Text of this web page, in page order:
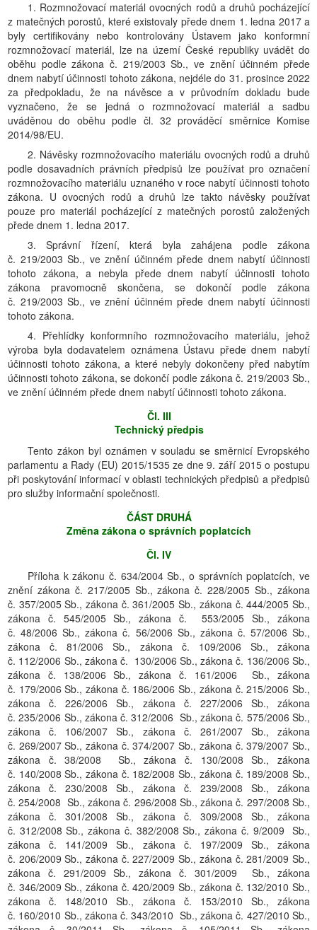
1. Rozmnožovací materiál ovocných rodů a druhů pocházející
z matečných porostů, které existovaly přede dnem 1. ledna 2017 a
byly certifikovány nebo kontrolovány Ústavem jako konformní
rozmnožovací materiál, lze na území České republiky uvádět do
oběhu podle zákona č. 219/2003 Sb., ve znění účinném přede
dnem nabytí účinnosti tohoto zákona, nejdéle do 31. prosince 2022
za předpokladu, že na návěsce a v průvodním dokladu bude
vyznačeno, že se jedná o rozmnožovací materiál a sadbu
uváděnou do oběhu podle čl. 32 prováděcí směrnice Komise
2014/98/EU.
2. Návěsky rozmnožovacího materiálu ovocných rodů a druhů
podle dosavadních právních předpisů lze používat pro označení
rozmnožovacího materiálu uznaného v roce nabytí účinnosti tohoto
zákona. U ovocných rodů a druhů lze takto návěsky používat
pouze pro materiál pocházející z matečných porostů založených
přede dnem 1. ledna 2017.
3. Správní řízení, která byla zahájena podle zákona
č. 219/2003 Sb., ve znění účinném přede dnem nabytí účinnosti
tohoto zákona, a nebyla přede dnem nabytí účinnosti tohoto
zákona pravomocně skončena, se dokončí podle zákona
č. 219/2003 Sb., ve znění účinném přede dnem nabytí účinnosti
tohoto zákona.
4. Přehlídky konformního rozmnožovacího materiálu, jehož
výroba byla dodavatelem oznámena Ústavu přede dnem nabytí
účinnosti tohoto zákona, a které nebyly dokončeny před nabytím
účinnosti tohoto zákona, se dokončí podle zákona č. 219/2003 Sb.,
ve znění účinném přede dnem nabytí účinnosti tohoto zákona.
Čl. III
Technický předpis
Tento zákon byl oznámen v souladu se směrnicí Evropského
parlamentu a Rady (EU) 2015/1535 ze dne 9. září 2015 o postupu
při poskytování informací v oblasti technických předpisů a předpisů
pro služby informační společnosti.
ČÁST DRUHÁ
Změna zákona o správních poplatcích
Čl. IV
Příloha k zákonu č. 634/2004 Sb., o správních poplatcích, ve
znění zákona č. 217/2005 Sb., zákona č. 228/2005 Sb., zákona
č. 357/2005 Sb., zákona č. 361/2005 Sb., zákona č. 444/2005 Sb.,
zákona č. 545/2005 Sb., zákona č. 553/2005 Sb., zákona
č. 48/2006 Sb., zákona č. 56/2006 Sb., zákona č. 57/2006 Sb.,
zákona č. 81/2006 Sb., zákona č. 109/2006 Sb., zákona
č. 112/2006 Sb., zákona č. 130/2006 Sb., zákona č. 136/2006 Sb.,
zákona č. 138/2006 Sb., zákona č. 161/2006 Sb., zákona
č. 179/2006 Sb., zákona č. 186/2006 Sb., zákona č. 215/2006 Sb.,
zákona č. 226/2006 Sb., zákona č. 227/2006 Sb., zákona
č. 235/2006 Sb., zákona č. 312/2006 Sb., zákona č. 575/2006 Sb.,
zákona č. 106/2007 Sb., zákona č. 261/2007 Sb., zákona
č. 269/2007 Sb., zákona č. 374/2007 Sb., zákona č. 379/2007 Sb.,
zákona č. 38/2008 Sb., zákona č. 130/2008 Sb., zákona
č. 140/2008 Sb., zákona č. 182/2008 Sb., zákona č. 189/2008 Sb.,
zákona č. 230/2008 Sb., zákona č. 239/2008 Sb., zákona
č. 254/2008 Sb., zákona č. 296/2008 Sb., zákona č. 297/2008 Sb.,
zákona č. 301/2008 Sb., zákona č. 309/2008 Sb., zákona
č. 312/2008 Sb., zákona č. 382/2008 Sb., zákona č. 9/2009 Sb.,
zákona č. 141/2009 Sb., zákona č. 197/2009 Sb., zákona
č. 206/2009 Sb., zákona č. 227/2009 Sb., zákona č. 281/2009 Sb.,
zákona č. 291/2009 Sb., zákona č. 301/2009 Sb., zákona
č. 346/2009 Sb., zákona č. 420/2009 Sb., zákona č. 132/2010 Sb.,
zákona č. 148/2010 Sb., zákona č. 153/2010 Sb., zákona
č. 160/2010 Sb., zákona č. 343/2010 Sb., zákona č. 427/2010 Sb.,